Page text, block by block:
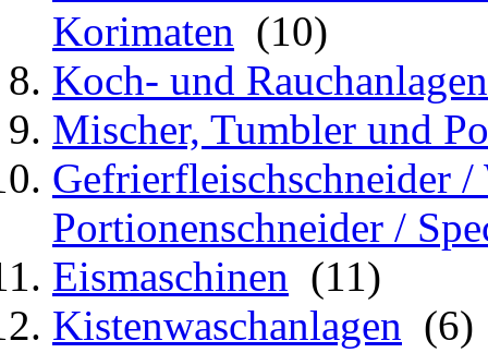
Korimaten (10)
Koch- und Rauchanlagen
Mischer, Tumbler und
Gefrierfleischschneider
Portionenschneider /
Eismaschinen (11)
Kistenwaschanlagen (6)